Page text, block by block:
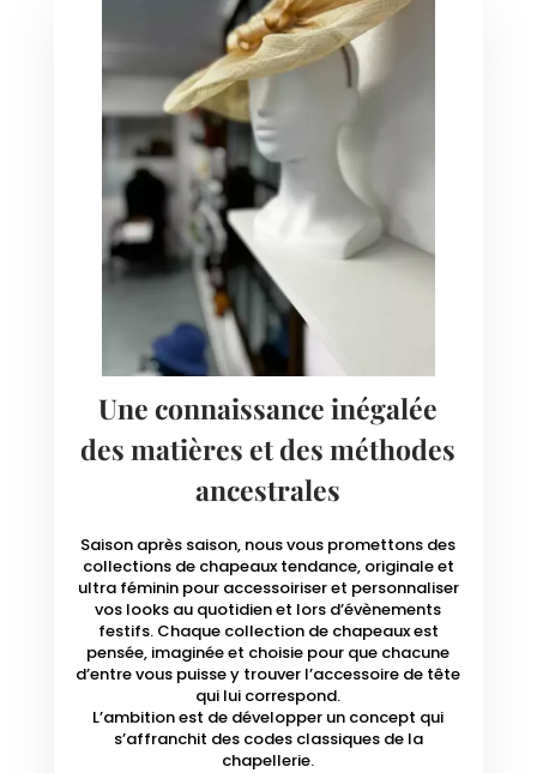
Une connaissance inégalée
des matières et des méthodes
ancestrales
Saison après saison, nous vous promettons des
collections de chapeaux tendance, originale et
ultra féminin pour accessoiriser et personnaliser
vos looks au quotidien et lors d’évènements
festifs. Chaque collection de chapeaux est
pensée, imaginée et choisie pour que chacune
d’entre vous puisse y trouver l’accessoire de tête
qui lui correspond.
L’ambition est de développer un concept qui
s’affranchit des codes classiques de la
chapellerie.